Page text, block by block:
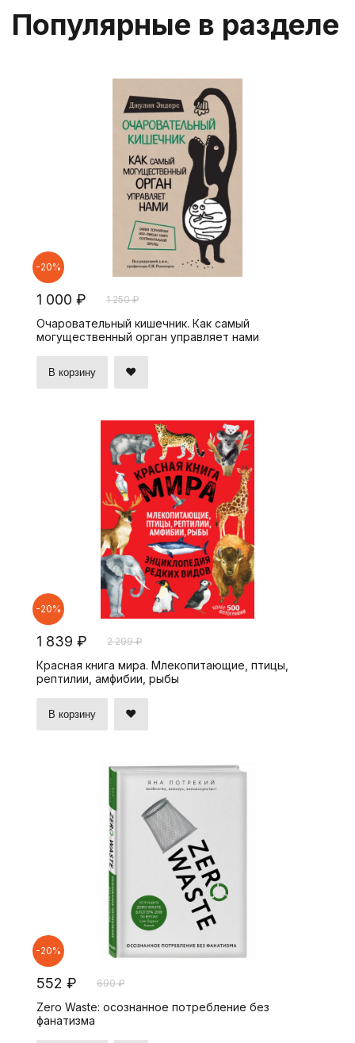
Популярные в разделе
-20%
1 000 ₽ 1 250 ₽
Очаровательный кишечник. Как самый
могущественный орган управляет нами
В корзину
-20%
1 839 ₽ 2 299 ₽
Красная книга мира. Млекопитающие, птицы,
рептилии, амфибии, рыбы
В корзину
-20%
552 ₽ 690 ₽
Zero Waste: осознанное потребление без
фанатизма